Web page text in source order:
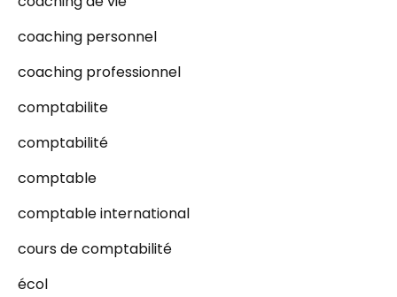
coaching personnel
coaching professionnel
comptabilite
comptabilité
comptable
comptable international
cours de comptabilité
écol